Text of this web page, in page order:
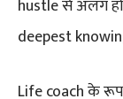
hustle से अलग
deepest
Life coach के